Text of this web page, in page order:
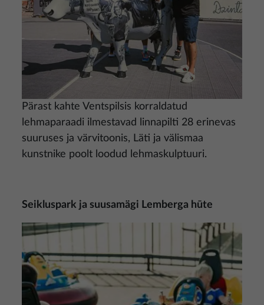
Pärast kahte Ventspilsis korraldatud
lehmaparaadi ilmestavad linnapilti 28 erinevas
suuruses ja värvitoonis, Läti ja välismaa
kunstnike poolt loodud lehmaskulptuuri.
Seikluspark ja suusamägi Lemberga hūte
Pilt